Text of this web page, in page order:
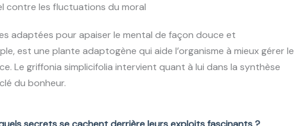
contre les fluctuations du moral
adaptées pour apaiser le mental de façon douce et
est une plante adaptogène qui aide l’organisme à mieux gérer le
Le griffonia simplicifolia intervient quant à lui dans la synthèse
du bonheur.